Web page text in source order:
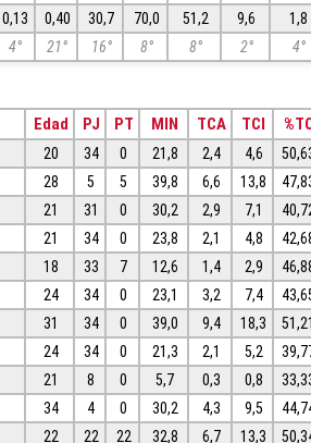
0,13 0,40 30,7 70,0 51,2 9,6
1,8
4° 21° 16° 8° 8° 2° 4°
Edad PJ PT MIN TCA TCI
20 34 0 21,8 2,4 4,6
28 5 5 39,8 6,6 13,8
21 31 0 30,2 2,9 7,1
21 34 0 23,8 2,1 4,8
18 33 7 12,6 1,4 2,9
24 34 0 23,1 3,2 7,4
31 34 0 39,0 9,4 18,3
24 34 0 21,3 2,1 5,2
21 8 0 5,7 0,3 0,8
34 4 0 30,2 4,3 9,5
22 22 22 32,8 6,7 13,3